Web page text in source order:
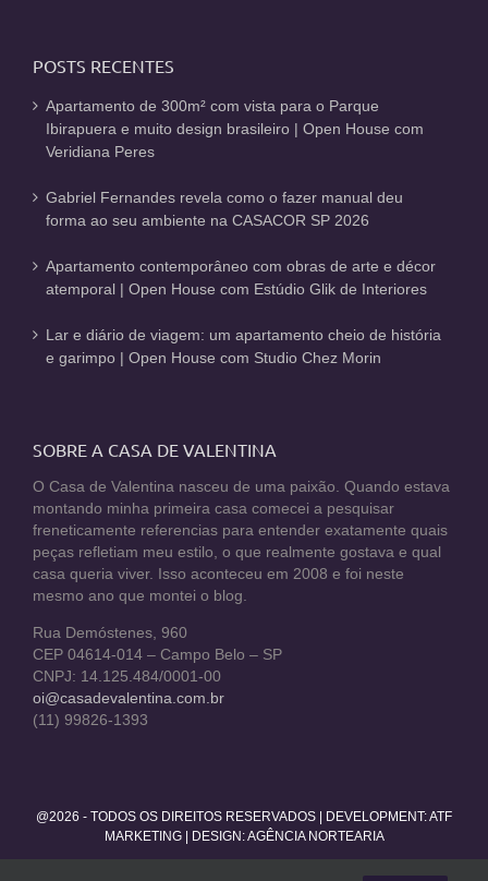
POSTS RECENTES
Apartamento de 300m² com vista para o Parque
Ibirapuera e muito design brasileiro | Open House com
Veridiana Peres
Gabriel Fernandes revela como o fazer manual deu
forma ao seu ambiente na CASACOR SP 2026
Apartamento contemporâneo com obras de arte e décor
atemporal | Open House com Estúdio Glik de Interiores
Lar e diário de viagem: um apartamento cheio de história
e garimpo | Open House com Studio Chez Morin
SOBRE A CASA DE VALENTINA
O Casa de Valentina nasceu de uma paixão. Quando estava
montando minha primeira casa comecei a pesquisar
freneticamente referencias para entender exatamente quais
peças refletiam meu estilo, o que realmente gostava e qual
casa queria viver. Isso aconteceu em 2008 e foi neste
mesmo ano que montei o blog.
Rua Demóstenes, 960
CEP 04614-014 – Campo Belo – SP
CNPJ: 14.125.484/0001-00
oi@casadevalentina.com.br
(11) 99826-1393
@2026 - TODOS OS DIREITOS RESERVADOS | DEVELOPMENT:ATF
MARKETING| DESIGN: AGÊNCIA NORTEARIA